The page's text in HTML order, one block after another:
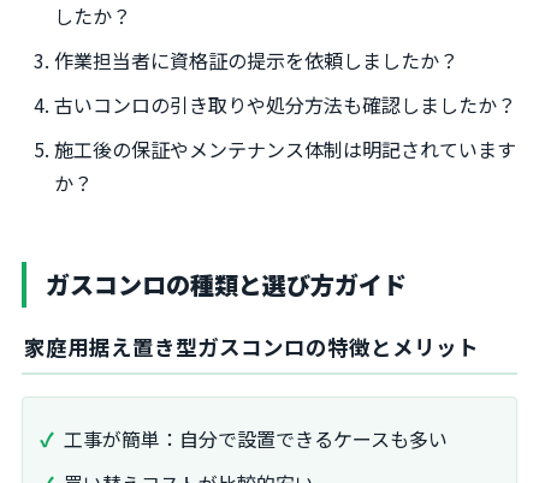
したか？
作業担当者に資格証の提示を依頼しましたか？
古いコンロの引き取りや処分方法も確認しましたか？
施工後の保証やメンテナンス体制は明記されています
か？
ガスコンロの種類と選び方ガイド
家庭用据え置き型ガスコンロの特徴とメリット
工事が簡単：自分で設置できるケースも多い